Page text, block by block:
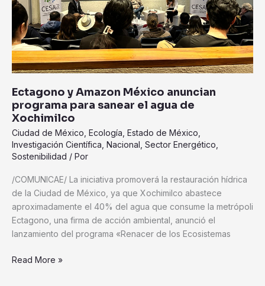
Ectagono y Amazon México anuncian
programa para sanear el agua de
Xochimilco
Ciudad de México Ecología Estado de México
Investigación Científica Nacional Sector Energético
Sostenibilidad / Por
/COMUNICAE/ La iniciativa promoverá la restauración hídrica
de la Ciudad de México, ya que Xochimilco abastece
aproximadamente el 40% del agua que consume la metrópoli
Ectagono, una firma de acción ambiental, anunció el
lanzamiento del programa «Renacer de los Ecosistemas
el
agua
de
Xochimilco
Read More »